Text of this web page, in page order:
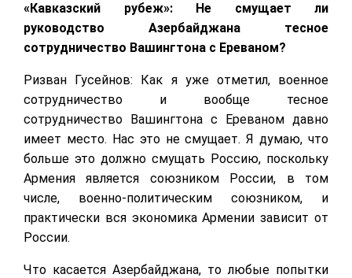
«Кавказский рубеж»: Не смущает ли
руководство Азербайджана тесное
сотрудничество Вашингтона с Ереваном?
Ризван Гусейнов: Как я уже отметил, военное
сотрудничество и вообще тесное
сотрудничество Вашингтона с Ереваном давно
имеет место. Нас это не смущает. Я думаю, что
больше это должно смущать Россию, поскольку
Армения является союзником России, в том
числе, военно-политическим союзником, и
практически вся экономика Армении зависит от
России.
Что касается Азербайджана, то любые попытки